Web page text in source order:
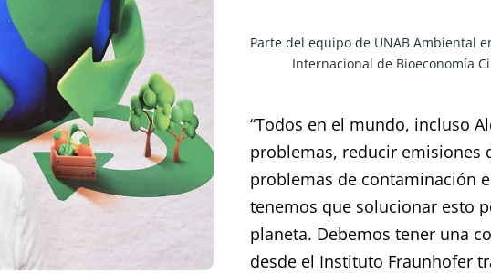
Parte del equipo de UNAB Ambiental
Internacional de Bioeconomía
“Todos en el mundo, incluso
problemas, reducir emisiones
problemas de contaminación
tenemos que solucionar esto
planeta. Debemos tener una
desde el Instituto Fraunhofer